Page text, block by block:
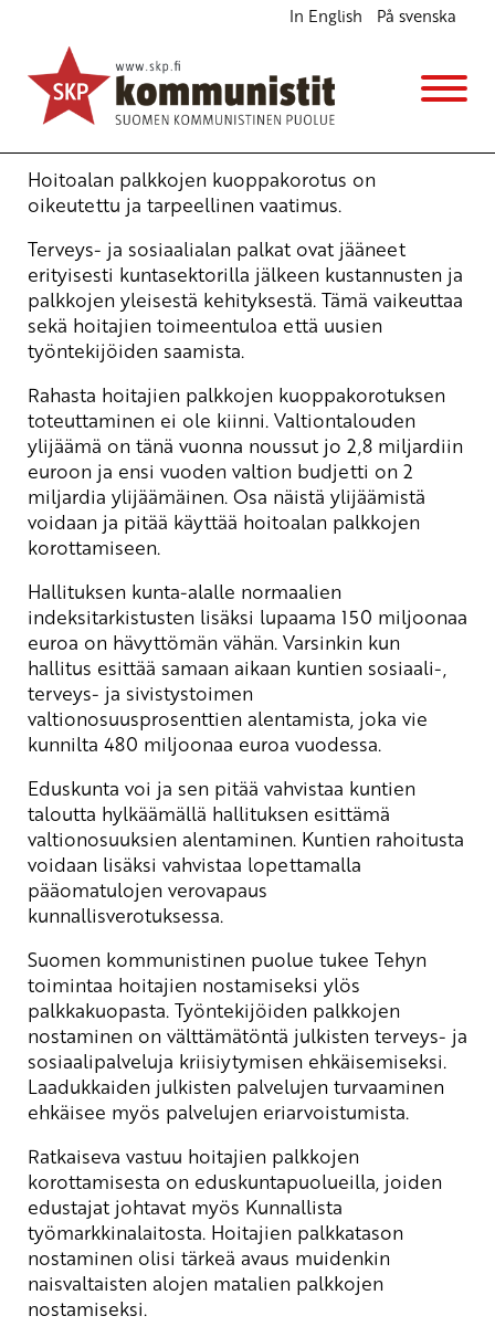
In English På svenska
Tuki hoitajien vaatimuksille
Ajankohtaista
5.11.2007 - 10:50(Muokattu 6.11.2025 - 13:39)
Hoitoalan palkkojen kuoppakorotus on
oikeutettu ja tarpeellinen vaatimus.
Terveys- ja sosiaalialan palkat ovat jääneet
erityisesti kuntasektorilla jälkeen kustannusten ja
palkkojen yleisestä kehityksestä. Tämä vaikeuttaa
sekä hoitajien toimeentuloa että uusien
työntekijöiden saamista.
Rahasta hoitajien palkkojen kuoppakorotuksen
toteuttaminen ei ole kiinni. Valtiontalouden
ylijäämä on tänä vuonna noussut jo 2,8 miljardiin
euroon ja ensi vuoden valtion budjetti on 2
miljardia ylijäämäinen. Osa näistä ylijäämistä
voidaan ja pitää käyttää hoitoalan palkkojen
korottamiseen.
Hallituksen kunta-alalle normaalien
indeksitarkistusten lisäksi lupaama 150 miljoonaa
euroa on hävyttömän vähän. Varsinkin kun
hallitus esittää samaan aikaan kuntien sosiaali-,
terveys- ja sivistystoimen
valtionosuusprosenttien alentamista, joka vie
kunnilta 480 miljoonaa euroa vuodessa.
Eduskunta voi ja sen pitää vahvistaa kuntien
taloutta hylkäämällä hallituksen esittämä
valtionosuuksien alentaminen. Kuntien rahoitusta
voidaan lisäksi vahvistaa lopettamalla
pääomatulojen verovapaus
kunnallisverotuksessa.
Suomen kommunistinen puolue tukee Tehyn
toimintaa hoitajien nostamiseksi ylös
palkkakuopasta. Työntekijöiden palkkojen
nostaminen on välttämätöntä julkisten terveys- ja
sosiaalipalveluja kriisiytymisen ehkäisemiseksi.
Laadukkaiden julkisten palvelujen turvaaminen
ehkäisee myös palvelujen eriarvoistumista.
Ratkaiseva vastuu hoitajien palkkojen
korottamisesta on eduskuntapuolueilla, joiden
edustajat johtavat myös Kunnallista
työmarkkinalaitosta. Hoitajien palkkatason
nostaminen olisi tärkeä avaus muidenkin
naisvaltaisten alojen matalien palkkojen
nostamiseksi.